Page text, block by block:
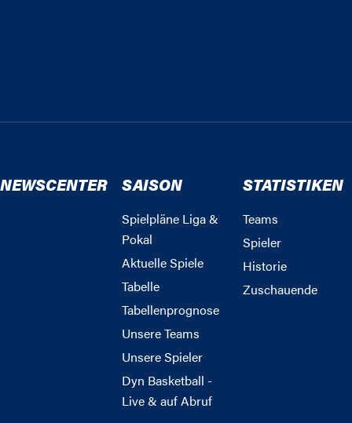
NEWSCENTER SAISON
Spielpläne Liga &
Pokal
Aktuelle Spiele
Tabelle
Tabellenprognose
Unsere Teams
Unsere Spieler
Dyn Basketball -
Live & auf Abruf
STATISTIKEN
Teams
Spieler
Historie
Zuschauende